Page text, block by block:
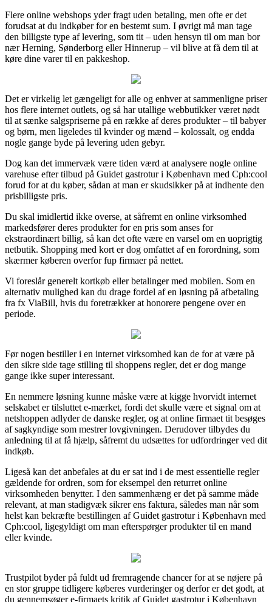
Flere online webshops yder fragt uden betaling, men ofte er det
forudsat at du indkøber for en bestemt sum. I øvrigt må man tage
den billigste type af levering, som tit – uden hensyn til om man bor
nær Herning, Sønderborg eller Hinnerup – vil blive at få dem til at
køre dine varer til en pakkeshop.
Det er virkelig let gængeligt for alle og enhver at sammenligne priser
hos flere internet outlets, og så har utallige webbutikker været nødt
til at sænke salgspriserne på en række af deres produkter – til babyer
og børn, men ligeledes til kvinder og mænd – kolossalt, og endda
nogle gange byde på levering uden gebyr.
Dog kan det immervæk være tiden værd at analysere nogle online
varehuse efter tilbud på Guidet gastrotur i København med Cph:cool
forud for at du køber, sådan at man er skudsikker på at indhente den
prisbilligste pris.
Du skal imidlertid ikke overse, at såfremt en online virksomhed
markedsfører deres produkter for en pris som anses for
ekstraordinært billig, så kan det ofte være en varsel om en uoprigtig
netbutik. Shopping med kort er dog omfattet af en forordning, som
skærmer køberen overfor fup firmaer på nettet.
Vi foreslår generelt kortkøb eller betalinger med mobilen. Som en
alternativ mulighed kan du drage fordel af en løsning på afbetaling
fra fx ViaBill, hvis du foretrækker at honorere pengene over en
periode.
Før nogen bestiller i en internet virksomhed kan de for at være på
den sikre side tage stilling til shoppens regler, det er dog mange
gange ikke super interessant.
En nemmere løsning kunne måske være at kigge hvorvidt internet
selskabet er tilsluttet e-mærket, fordi det skulle være et signal om at
netshoppen adlyder de danske regler, og at online firmaet tit besøges
af sagkyndige som mestrer lovgivningen. Derudover tilbydes du
anledning til at få hjælp, såfremt du udsættes for udfordringer ved dit
indkøb.
Ligeså kan det anbefales at du er sat ind i de mest essentielle regler
gældende for ordren, som for eksempel den returret online
virksomheden benytter. I den sammenhæng er det på samme måde
relevant, at man stadigvæk sikrer ens faktura, således man når som
helst kan bekræfte bestillingen af Guidet gastrotur i København med
Cph:cool, ligegyldigt om man efterspørger produkter til en mand
eller kvinde.
Trustpilot byder på fuldt ud fremragende chancer for at se nøjere på
en stor gruppe tidligere køberes vurderinger og derfor er det godt, at
du gennemsøger e-firmaets kritik af Guidet gastrotur i København